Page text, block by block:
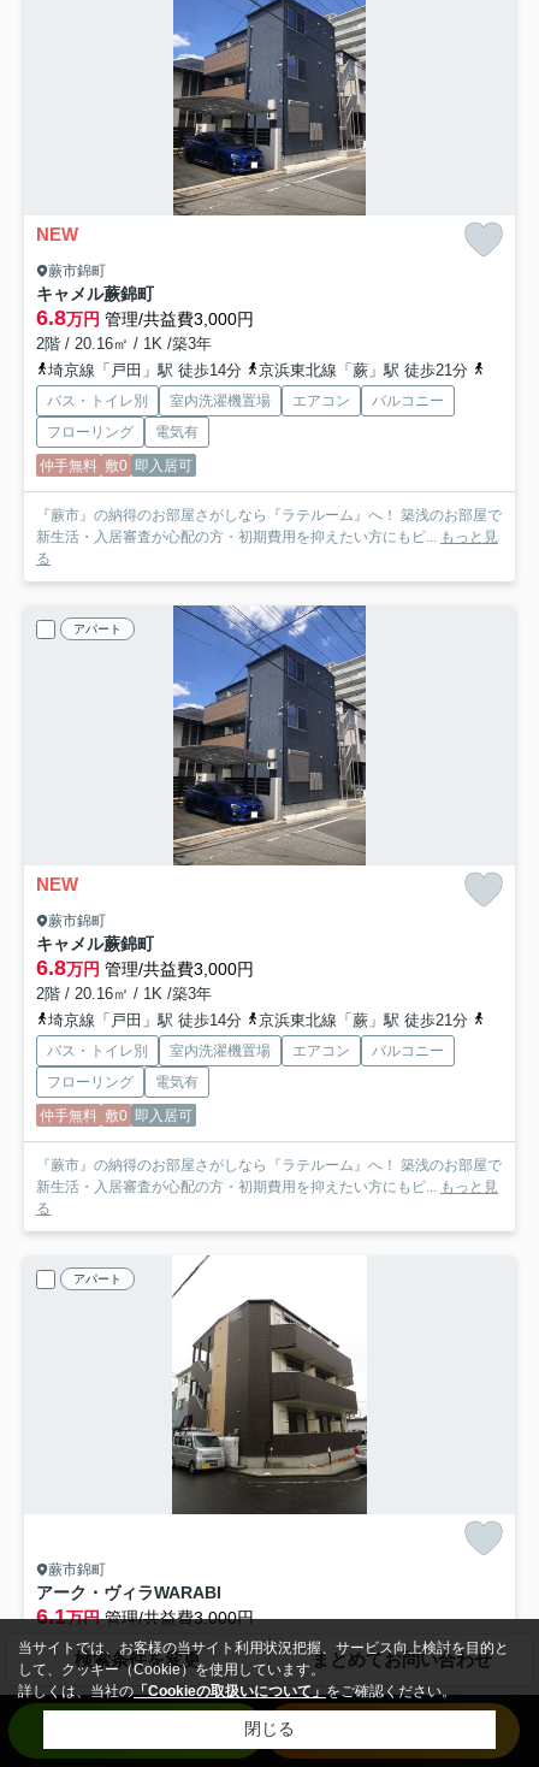
NEW
蕨市錦町
キャメル蕨錦町
6.8万円 管理/共益費3,000円
2階 / 20.16㎡ / 1K /築3年
埼京線「戸田」駅 徒歩14分
京浜東北線「蕨」駅 徒歩21分
バス・トイレ別 室内洗濯機置場 エアコン
バルコニー
フローリング
電気有
仲手無料 敷0 即入居可
『蕨市』の納得のお部屋さがしなら『ラテルーム』へ！ 築浅のお部屋で
新生活・入居審査が心配の方・初期費用を抑えたい方にもピ... もっと見
る
アパート
NEW
蕨市錦町
キャメル蕨錦町
6.8万円 管理/共益費3,000円
2階 / 20.16㎡ / 1K /築3年
埼京線「戸田」駅 徒歩14分
京浜東北線「蕨」駅 徒歩21分
バス・トイレ別 室内洗濯機置場 エアコン
バルコニー
フローリング
電気有
仲手無料 敷0 即入居可
『蕨市』の納得のお部屋さがしなら『ラテルーム』へ！ 築浅のお部屋で
新生活・入居審査が心配の方・初期費用を抑えたい方にもピ...
もっと見
る
アパート
蕨市錦町
アーク・ヴィラWARABI
6.1万円管理/共益費3,000円
1階 / 20.21㎡ / 1K /築7年
埼京線「北戸田」駅 徒歩11分
埼京線「戸田」駅 徒歩17分 京浜東
バス・トイレ別 室内洗濯機置場 エアコン
バルコニー
検索条件を変更 まとめてお問い合わせ
当サイトでは、お客様の当サイト利用状況把握、サービス向上検討を目的と
して、クッキー（Cookie）を使用しています。
詳しくは、当社の「Cookieの取扱いについて」をご確認ください。
閉じる